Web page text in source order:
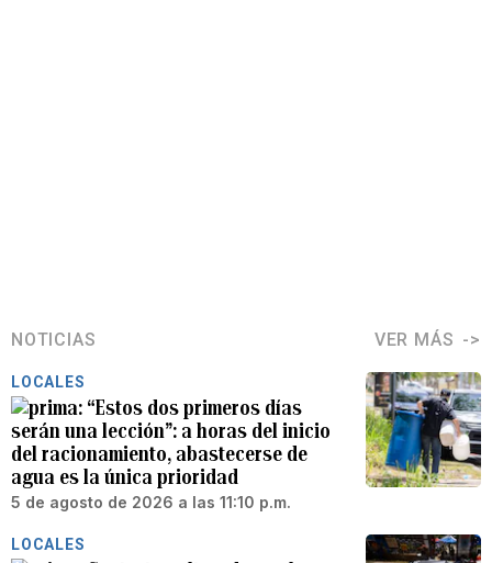
NOTICIAS VER MÁS
LOCALES
“Estos dos primeros días
serán una lección”: a horas del inicio
del racionamiento, abastecerse de
agua es la única prioridad
5 de agosto de 2026 a las 11:10 p.m.
LOCALES